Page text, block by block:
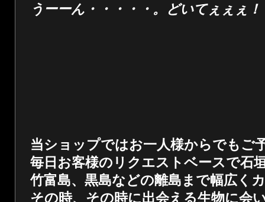
うーーん・・・・・。どいてぇぇぇ
当ショップではお一人様からでもご
毎日お客様のリクエストベースで石
竹富島、黒島などの離島まで幅広く
その時、その時に出会える生物に会